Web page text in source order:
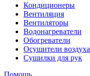
Кондиционеры
Вентиляция
Вентиляторы
Водонагреватели
Обогреватели
Осушители воздуха
Сушилки для рук